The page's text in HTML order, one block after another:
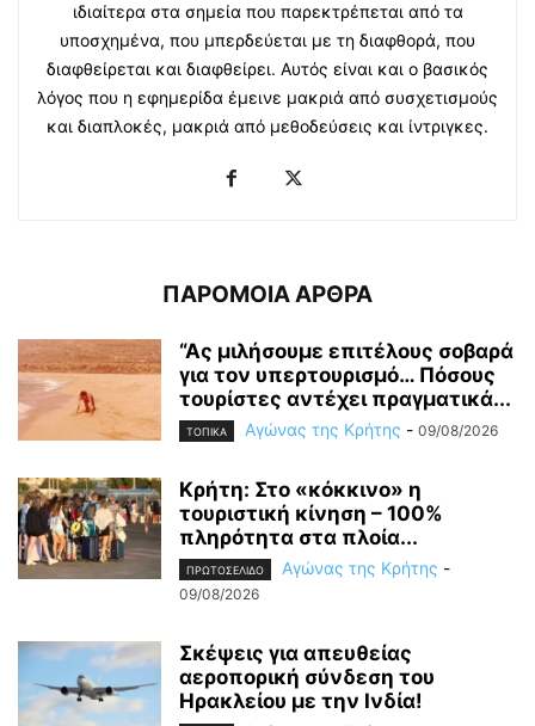
ιδιαίτερα στα σημεία που παρεκτρέπεται από τα
υποσχημένα, που μπερδεύεται με τη διαφθορά, που
διαφθείρεται και διαφθείρει. Αυτός είναι και ο βασικός
λόγος που η εφημερίδα έμεινε μακριά από συσχετισμούς
και διαπλοκές, μακριά από μεθοδεύσεις και ίντριγκες.
ΠΑΡΟΜΟΙΑ ΑΡΘΡΑ
“Ας μιλήσουμε επιτέλους σοβαρά
για τον υπερτουρισμό… Πόσους
τουρίστες αντέχει πραγματικά...
ΤΟΠΙΚΑ Αγώνας της Κρήτης - 09/08/2026
Κρήτη: Στο «κόκκινο» η
τουριστική κίνηση – 100%
πληρότητα στα πλοία...
ΠΡΩΤΟΣΕΛΙΔΟ Αγώνας της Κρήτης -
09/08/2026
Σκέψεις για απευθείας
αεροπορική σύνδεση του
Ηρακλείου με την Ινδία!